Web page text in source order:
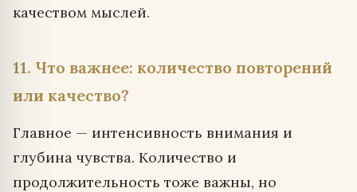
качеством мыслей.
11. Что важнее: количество повторений
или качество?
Главное — интенсивность внимания и
глубина чувства. Количество и
продолжительность тоже важны, но